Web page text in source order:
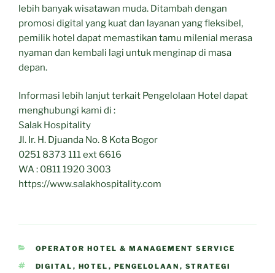
lebih banyak wisatawan muda. Ditambah dengan
promosi digital yang kuat dan layanan yang fleksibel,
pemilik hotel dapat memastikan tamu milenial merasa
nyaman dan kembali lagi untuk menginap di masa
depan.
Informasi lebih lanjut terkait Pengelolaan Hotel dapat
menghubungi kami di :
Salak Hospitality
Jl. Ir. H. Djuanda No. 8 Kota Bogor
0251 8373 111 ext 6616
WA : 0811 1920 3003
https://www.salakhospitality.com
CATEGORIES
OPERATOR HOTEL & MANAGEMENT SERVICE
TAGS
DIGITAL , HOTEL , PENGELOLAAN , STRATEGI